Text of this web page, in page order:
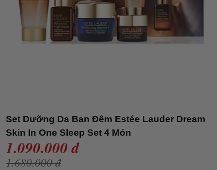
Set Dưỡng Da Ban Đêm Estée Lauder Dream
Skin In One Sleep Set 4 Món
1.090.000 đ
1.680.000 đ